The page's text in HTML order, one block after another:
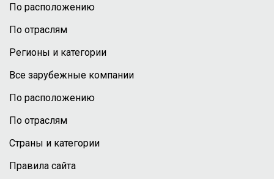
По расположению
По отраслям
Регионы и категории
Все зарубежные компании
По расположению
По отраслям
Страны и категории
Правила сайта